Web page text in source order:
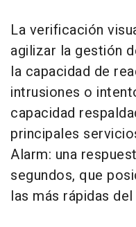
La verificación
agilizar la gestión
la capacidad de
intrusiones o
capacidad
principales
Alarm: una
segundos, que
las más rápidas